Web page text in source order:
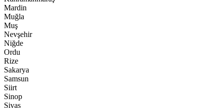
Mardin
Muğla
Muş
Nevşehir
Niğde
Ordu
Rize
Sakarya
Samsun
Siirt
Sinop
Sivas